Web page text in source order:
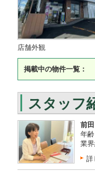
店舗外観
掲載中の物件一覧：
スタッフ
前
年
業
詳